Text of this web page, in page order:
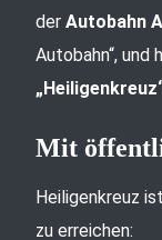
der Autobahn
Autobahn“, und
Mit
Heiligenkreuz
zu erreichen: